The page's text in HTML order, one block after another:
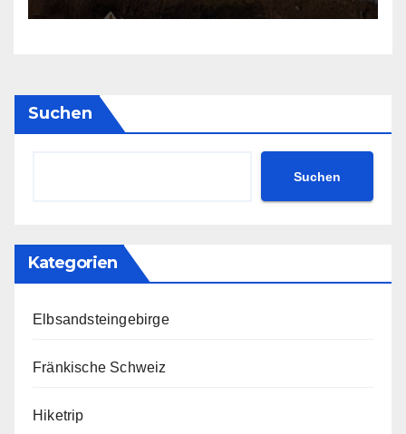
Suchen
Suchen
Kategorien
Elbsandsteingebirge
Fränkische Schweiz
Hiketrip